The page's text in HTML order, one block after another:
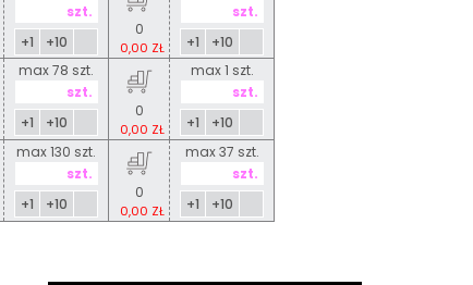
+1 +10
0
0,00 ZŁ +1 +10
max 78 szt.
+1 +10
0
0,00 ZŁ
max 1 szt.
+1 +10
max 130 szt.
+1 +10
0
0,00 ZŁ
max 37 szt.
+1 +10